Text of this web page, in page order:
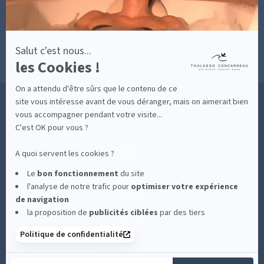
Salut c'est nous...
les Cookies !
On a attendu d'être sûrs que le contenu de ce
site vous intéresse avant de vous déranger, mais on aimerait bien
vous accompagner pendant votre visite...
C'est OK pour vous ?
A quoi servent les cookies ?
Le bon fonctionnement du site
l'analyse de notre trafic pour optimiservotre expérience
de navigation
la proposition de publicités ciblées par des tiers
Politique de confidentialité
CONTACT
MESURES D'HYGIÈNE
POLITIQUE DE CONFIDENTIALITÉ
36 RUE DES SABLES BLANCS - 29900 CONCARNEAU - 02 98 75 05 40
CLIQUEZ-ICI POUR MODIFIER VOS PRÉFÉRENCES EN MATIÈRE DE COOKIES